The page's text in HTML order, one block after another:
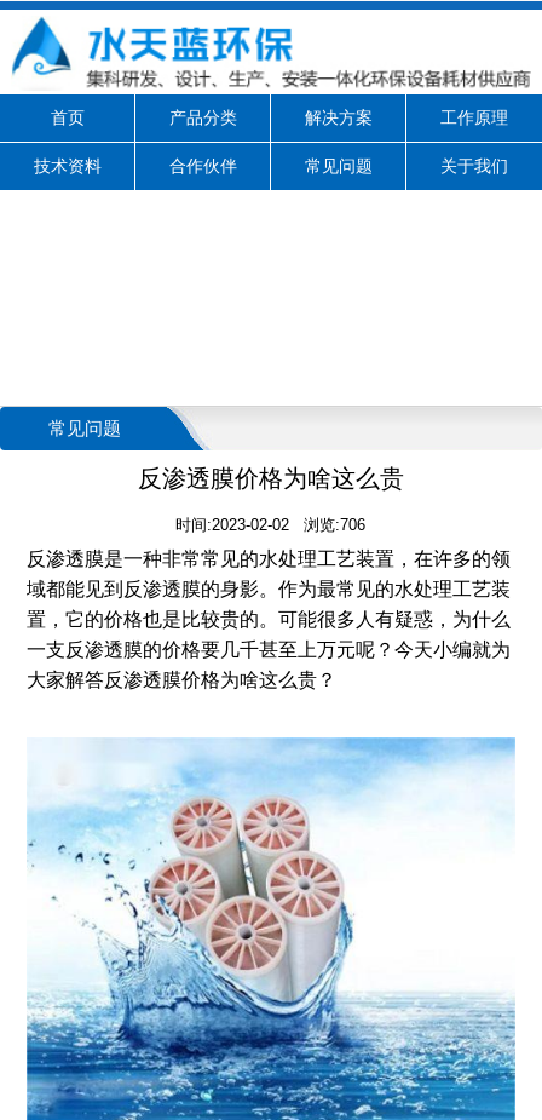
首页 产品分类 解决方案 工作原理
技术资料 合作伙伴 常见问题 关于我们
常见问题
反渗透膜价格为啥这么贵
时间:2023-02-02 浏览:706
反渗透膜是一种非常常见的水处理工艺装置，在许多的领
域都能见到反渗透膜的身影。作为最常见的水处理工艺装
置，它的价格也是比较贵的。可能很多人有疑惑，为什么
一支反渗透膜的价格要几千甚至上万元呢？今天小编就为
大家解答反渗透膜价格为啥这么贵？